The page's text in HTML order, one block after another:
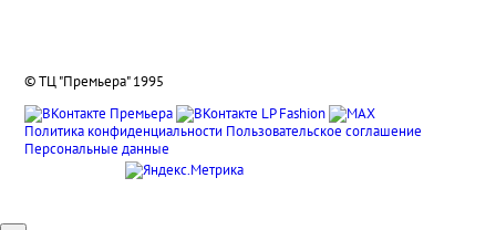
© ТЦ "Премьера" 1995
Политика конфиденциальности Пользовательское соглашение
Персональные данные